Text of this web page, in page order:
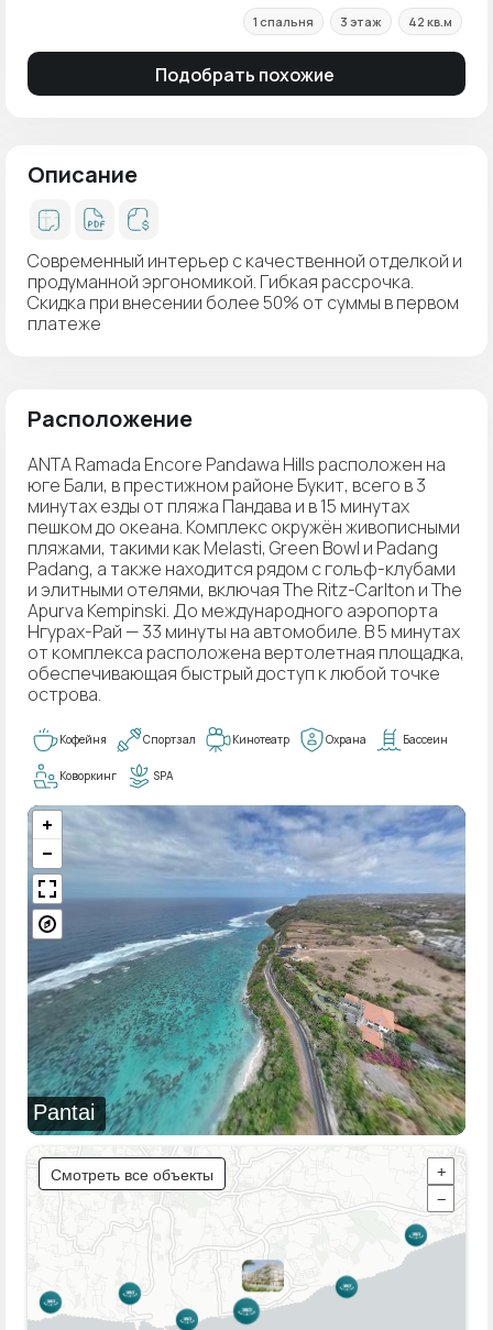
1 спальня 3 этаж 42 кв.м
Подобрать похожие
Описание
Современный интерьер с качественной отделкой и
продуманной эргономикой. Гибкая рассрочка.
Скидка при внесении более 50% от суммы в первом
платеже
Расположение
ANTA Ramada Encore Pandawa Hills расположен на
юге Бали, в престижном районе Букит, всего в 3
минутах езды от пляжа Пандава и в 15 минутах
пешком до океана. Комплекс окружён живописными
пляжами, такими как Melasti, Green Bowl и Padang
Padang, а также находится рядом с гольф-клубами
и элитными отелями, включая The Ritz-Carlton и The
Apurva Kempinski. До международного аэропорта
Нгурах-Рай — 33 минуты на автомобиле. В 5 минутах
от комплекса расположена вертолетная площадка,
обеспечивающая быстрый доступ к любой точке
острова.
Кофейня Спортзал Кинотеатр Охрана Бассеин
Коворкинг SPA
Pantai
Смотреть все объекты
+
−